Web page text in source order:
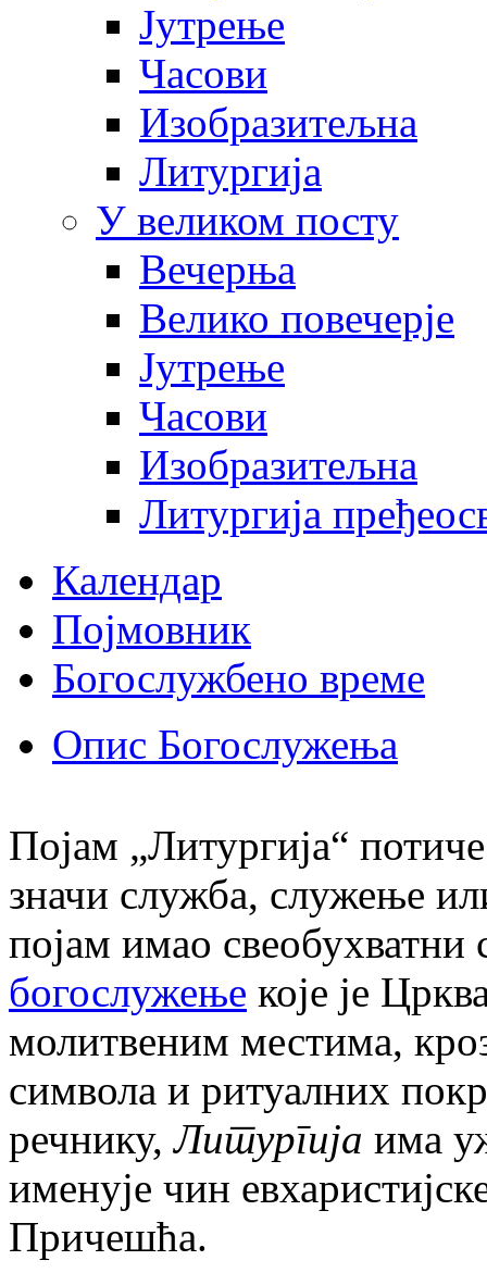
Јутрење
Часови
Изобразитељна
Литургија
У великом посту
Вечерња
Велико повечерје
Јутрење
Часови
Изобразитељна
Литургија
Календар
Појмовник
Богослужбено време
Опис Богослужења
Појам „Литургија“
значи служба, служење
појам имао
богослужење које је
молитвеним местима,
символа и ритуалних
речнику,Литургија има
именује чин
Причешћа.